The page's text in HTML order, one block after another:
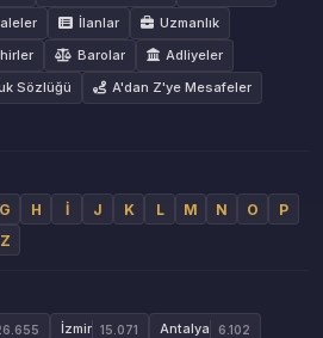
İlanlar
Uzmanlık
Barolar
Adliyeler
Sözlüğü
A'dan Z'ye Mesafeler
G H İ J K L M N O
P
Z
İzmir 15.071 Antalya 6.102